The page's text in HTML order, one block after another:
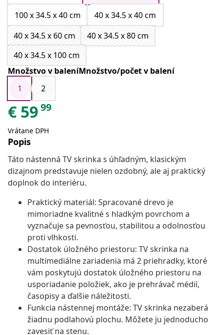
100 x 34.5 x 40 cm
40 x 34.5 x 40 cm
40 x 34.5 x 60 cm
40 x 34.5 x 80 cm
40 x 34.5 x 100 cm
Množstvo v baleníMnožstvo/počet v balení
1
2
€ 5999
Vrátane DPH
Popis
Táto nástenná TV skrinka s úhľadným, klasickým
dizajnom predstavuje nielen ozdobný, ale aj praktický
doplnok do interiéru.
Praktický materiál: Spracované drevo je
mimoriadne kvalitné s hladkým povrchom a
vyznačuje sa pevnosťou, stabilitou a odolnosťou
proti vlhkosti.
Dostatok úložného priestoru: TV skrinka na
multimediálne zariadenia má 2 priehradky, ktoré
vám poskytujú dostatok úložného priestoru na
usporiadanie položiek, ako je prehrávač médií,
časopisy a ďalšie náležitosti.
Funkcia nástennej montáže: TV skrinka nezaberá
žiadnu podlahovú plochu. Môžete ju jednoducho
zavesiť na stenu.